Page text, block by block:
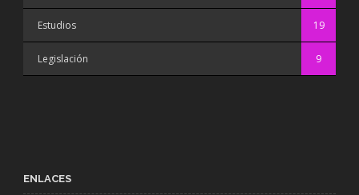
Estudios 19
Legislación 9
ENLACES